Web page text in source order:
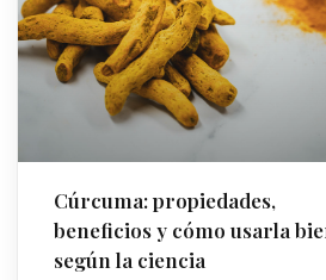
Cúrcuma: propiedades,
beneficios y cómo usarla
según la ciencia